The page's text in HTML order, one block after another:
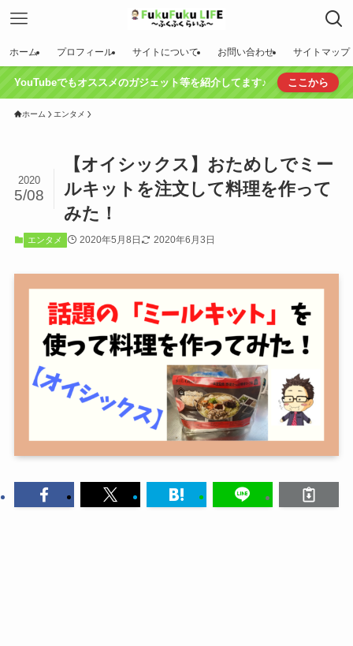
ホーム プロフィール サイトについて お問い合わせ サイトマップ
YouTubeでもオススメのガジェット等を紹介してます♪ ここから
ホーム エンタメ
【オイシックス】おためしでミー
ルキットを注文して料理を作って
みた！
2020
5/08
エンタメ 2020年5月8日 2020年6月3日